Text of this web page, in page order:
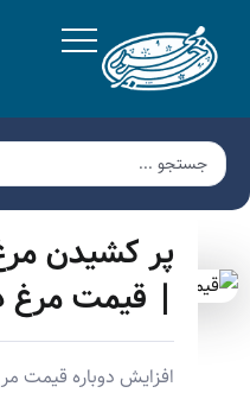
پر کشیدن
| قیمت مرغ
افزایش دوباره قیمت